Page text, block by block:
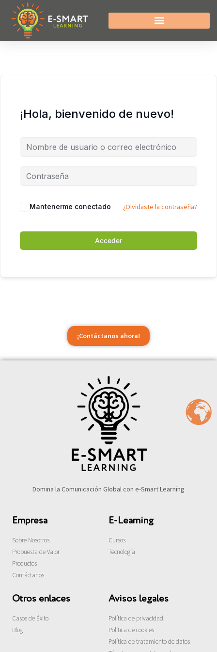
¡Hola, bienvenido de nuevo!
Mantenerme conectado ¿Olvidaste la contraseña?
Acceder
¡Contáctanos ahora!
Domina la Comunicación Global con e-Smart Learning
Empresa
Sobre Nosotros
Propuesta de Valor
Productos
Contáctanos
E-Learning
Cursos
Tecnología
Otros enlaces
Casos de Éxito
Blog
Avisos legales
Política de privacidad
Política de cookies
Política de tratamiento de datos